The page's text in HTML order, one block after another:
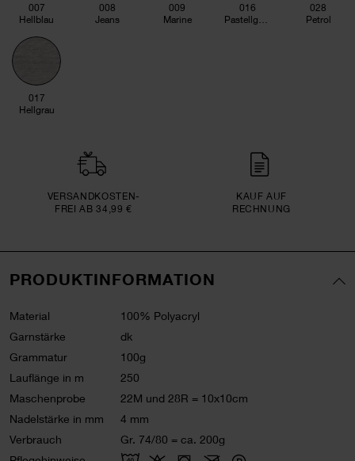
007
Hellblau
008
Jeans
009
Marine
016
028
Petrol
017
Hellgrau
VERSAND­KOSTEN­
FREI AB 34,99 €
KAUF AUF
RECHNUNG
PRODUKTINFORMATION
Material
100% Polyacryl
Garnstärke
dk
Grammatur
100g
Lauflänge in m
250
Maschenprobe
22M und 28R = 10x10cm
Nadelstärke in mm
4 mm
Verbrauch
Gr. 74/80 = ca. 200g